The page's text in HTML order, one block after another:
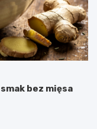
bez mięsa